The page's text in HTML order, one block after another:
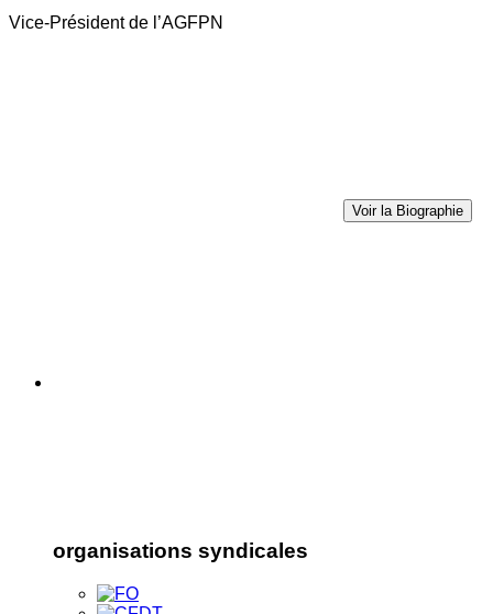
Vice-Président de l’AGFPN
Voir la Biographie
organisations syndicales